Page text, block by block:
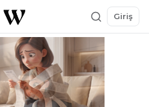
Giriş